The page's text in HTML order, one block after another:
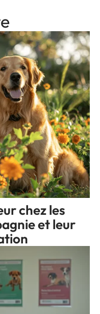
chez les
et leur